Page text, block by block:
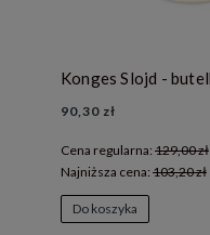
90,30 zł
Cena regularna: 129,00 zł
Najniższa cena: 103,20 zł
Do koszyka